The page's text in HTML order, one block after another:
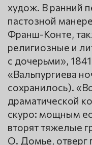
худож. В ранний
пастозной
Франш-Конте,
религиозные и
с дочерьми»,
«Вальпургиева
сохранилось).
драматической
скуро: мощным
вторят тяжелые
О. Домье, отверг